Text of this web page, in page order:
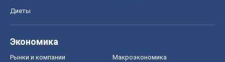
Диеты
Экономика
Рынки и компании Mакроэкономика